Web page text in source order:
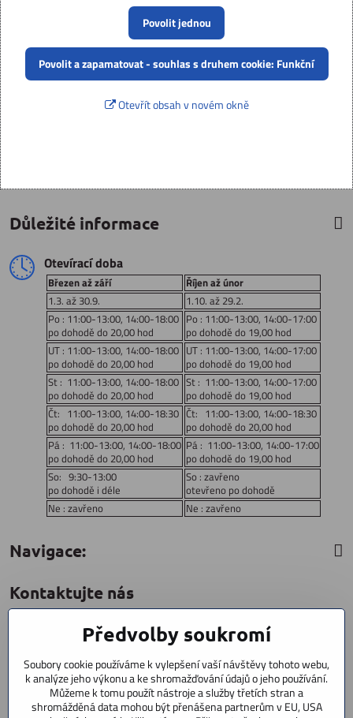
Povolit jednou
Povolit a zapamatovat - souhlas s druhem cookie: Funkční
Otevřít obsah v novém okně
Důležité informace
Otevírací doba
Březen až září
Říjen až únor
1.3. až 30.9.
1.10. až 29.2.
Po : 11:00-13:00, 14:00-18:00
po dohodě do 20,00 hod
Po : 11:00-13:00, 14:00-17:00
po dohodě do 19,00 hod
UT : 11:00-13:00, 14:00-18:00
po dohodě do 20,00 hod
UT : 11:00-13:00, 14:00-17:00
po dohodě do 19,00 hod
St : 11:00-13:00, 14:00-18:00
po dohodě do 20,00 hod
St : 11:00-13:00, 14:00-17:00
po dohodě do 19,00 hod
Čt: 11:00-13:00, 14:00-18:30
po dohodě do 20,00 hod
Čt: 11:00-13:00, 14:00-18:30
po dohodě do 20,00 hod
Pá : 11:00-13:00, 14:00-18:00
po dohodě do 20,00 hod
Pá : 11:00-13:00, 14:00-17:00
po dohodě do 19,00 hod
So: 9:30-13:00
po dohodě i déle
So : zavřeno
otevřeno po dohodě
Ne : zavřeno
Ne : zavřeno
Navigace:
Kontaktujte nás
CYCLESTAR s​.r​.o​.
Praha 5 Radotín
153 00
+420 602 856 404
Předvolby soukromí
Soubory cookie používáme k vylepšení vaší návštěvy tohoto webu,
k analýze jeho výkonu a ke shromažďování údajů o jeho používání.
Můžeme k tomu použít nástroje a služby třetích stran a
shromážděná data mohou být přenášena partnerům v EU, USA